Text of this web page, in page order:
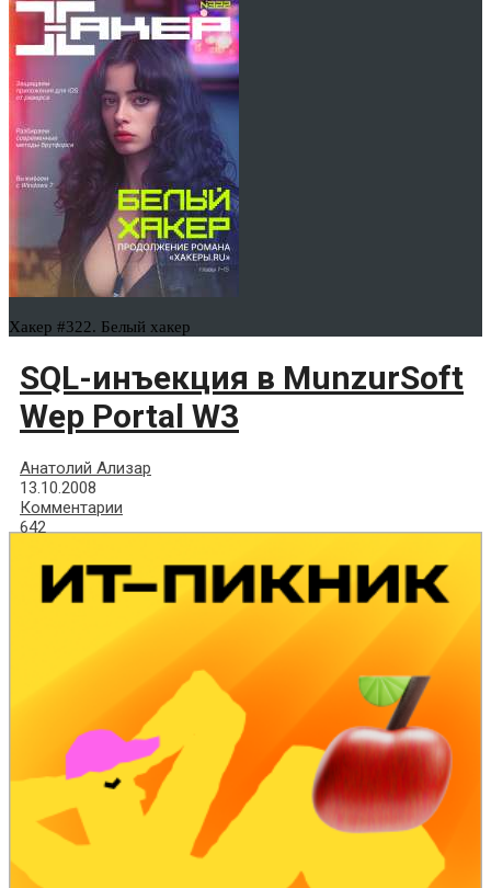
Хакер #322. Белый хакер
SQL-инъекция в MunzurSoft
Wep Portal W3
Анатолий Ализар
13.10.2008
Комментарии
642